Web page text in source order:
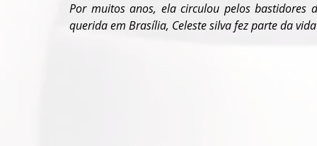
Por muitos anos, ela circulou pelos bastidores
querida em Brasília, Celeste silva fez parte da